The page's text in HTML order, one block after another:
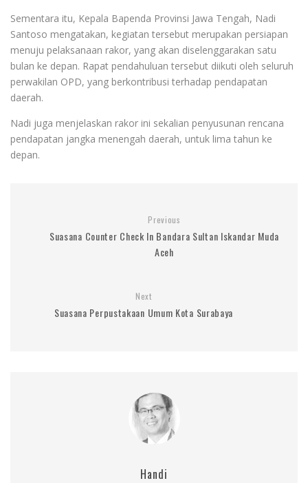
Sementara itu, Kepala Bapenda Provinsi Jawa Tengah, Nadi
Santoso mengatakan, kegiatan tersebut merupakan persiapan
menuju pelaksanaan rakor, yang akan diselenggarakan satu
bulan ke depan. Rapat pendahuluan tersebut diikuti oleh seluruh
perwakilan OPD, yang berkontribusi terhadap pendapatan
daerah.
Nadi juga menjelaskan rakor ini sekalian penyusunan rencana
pendapatan jangka menengah daerah, untuk lima tahun ke
depan.
Previous
Suasana Counter Check In Bandara Sultan Iskandar Muda
Aceh
Next
Suasana Perpustakaan Umum Kota Surabaya
Handi